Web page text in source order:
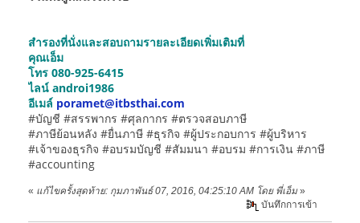
สำรองที่นั่งและสอบถามรายละเอียดเพิ่มเติมที่
คุณเอ็ม
โทร 080-925-6415
ไลน์ androi1986
อีเมล์ poramet@itbsthai.com
#บัญชี #สรรพากร #ศุลกากร #ตรวจสอบภาษี
#ภาษีย้อนหลัง #ยื่นภาษี #ธุรกิจ #ผู้ประกอบการ #ผู้บริหาร
#เจ้าของธุรกิจ #อบรมบัญชี #สัมมนา #อบรม #การเงิน #ภาษี
#accounting
« แก้ไขครั้งสุดท้าย: กุมภาพันธ์ 07, 2016, 04:25:10 AM โดย พี่เอ็ม»
บันทึกการเข้า